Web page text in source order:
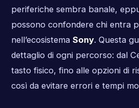
periferiche sembra banale,
possono confondere chi entra
nell’ecosistema Sony. Questa
dettaglio di ogni percorso: dal
tasto fisico, fino alle opzioni di
così da evitare errori e tempi